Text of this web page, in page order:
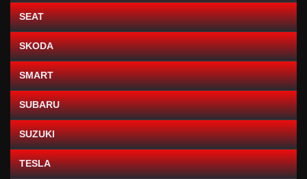
SEAT
SKODA
SMART
SUBARU
SUZUKI
TESLA